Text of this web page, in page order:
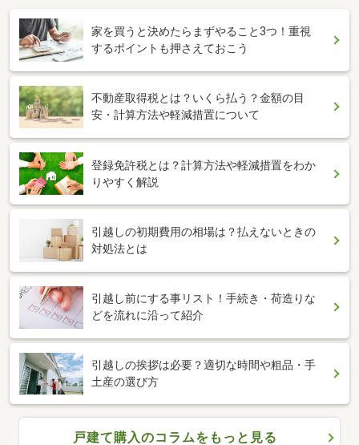
家を買うと決めたらまずやること3つ！重視
するポイントも押さえておこう
不動産取得税とは？いくら払う？金額の目
安・計算方法や軽減措置について
登録免許税とは？計算方法や軽減措置をわか
りやすく解説
引越しの初期費用の相場は？払えないときの
対処法とは
引越し前にする事リスト！手続き・荷造りな
どを流れに沿って紹介
引越しの挨拶は必要？適切な時間や粗品・手
土産の選び方
戸建て購入のコラムをもっと見る